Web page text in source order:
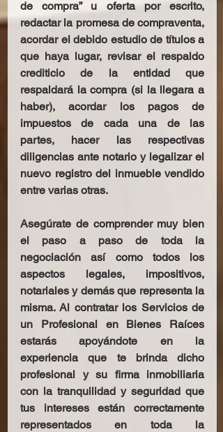
de compra” u oferta por escrito,
redactar la promesa de compraventa,
acordar el debido estudio de títulos a
que haya lugar, revisar el respaldo
crediticio de la entidad que
respaldará la compra (si la llegara a
haber), acordar los pagos de
impuestos de cada una de las
partes, hacer las respectivas
diligencias ante notario y legalizar el
nuevo registro del inmueble vendido
entre varias otras.
Asegúrate de comprender muy bien
el paso a paso de toda la
negociación así como todos los
aspectos legales, impositivos,
notariales y demás que representa la
misma. Al contratar los Servicios de
un Profesional en Bienes Raíces
estarás apoyándote en la
experiencia que te brinda dicho
profesional y su firma inmobiliaria
con la tranquilidad y seguridad que
tus intereses están correctamente
representados en toda la